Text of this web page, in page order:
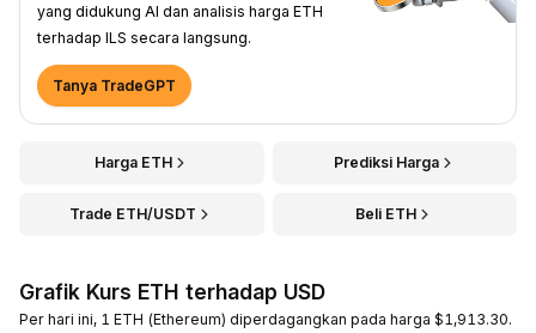
yang didukung AI dan analisis harga ETH
terhadap ILS secara langsung.
Tanya TradeGPT
Harga ETH Prediksi Harga
Trade ETH/USDT Beli ETH
Grafik Kurs ETH terhadap USD
Per hari ini, 1 ETH (Ethereum) diperdagangkan pada harga $1,913.30.